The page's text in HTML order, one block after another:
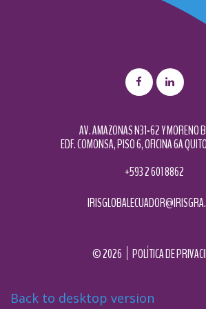
AV. AMAZONAS N31-62 Y MORENO
EDF. COMONSA, PISO 6, OFICINA 6A
+593 2 601 8862
©2026 POLÍTICA DE
Back to desktop version